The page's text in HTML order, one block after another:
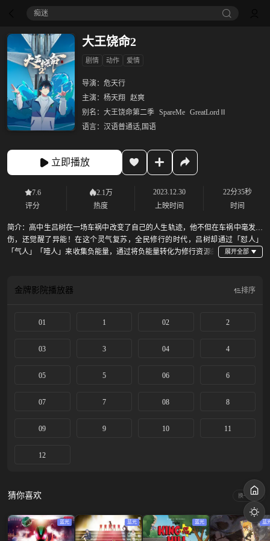
痴迷
大王饶命2
剧情 动作 爱情
导演： 危天行
主演： 杨天翔
赵爽
别名： 大王饶命第二季 SpareMe GreatLordⅡ
语言： 汉语普通话,国语
立即播放
7.6
评分
2.1万
热度
2023.12.30
上映时间
22分35秒
时间
简介： 高中生吕树在一场车祸中改变了自己的人生轨迹，他不但在车祸中毫发无
伤，还觉醒了异能！在这个灵气复苏，全民修行的时代，吕树却通过「怼人」
「气人」「噎人」来收集负能量，通过将负能量转化为修行资源的
金牌影院播放器 排序
01 1 02 2
03 3 04 4
05 5 06 6
07 7 08 8
09 9 10 11
12
猜你喜欢 换一换
蓝光 蓝光 蓝光 蓝